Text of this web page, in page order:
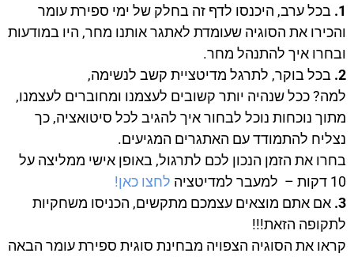
1. בכל ערב, היכנסו לדף זה בחלק של ימי ספירת עומר
והכירו את הסוגיה שעומדת לאתגר אותנו מחר, היו במודעות
ובחרו איך להתנהל מחר.
2. בכל בוקר, לתרגל מדיטציית קשב לנשימה,
למה? ככל שנהיה יותר קשובים לעצמנו ומחוברים לעצמנו,
מתוך נוכחות נוכל לבחור איך להגיב לכל סיטואציה, כך
נצליח להתמודד עם האתגרים המגיעים.
בחרו את הזמן הנכון לכם לתרגול, באופן אישי ממליצה על
10 דקות – למעבר למדיטציה
לחצו כאן!
3. אם אתם מוצאים עצמכם מתקשים, הכניסו משחקיות
לתקופה הזאת!!!
קראו את הסוגיה הצפויה מבחינת סוגית ספירת עומר הבאה